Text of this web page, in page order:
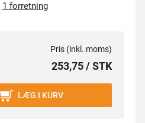
1 forretning
Pris (inkl. moms)
253,75 / STK
LÆG I KURV